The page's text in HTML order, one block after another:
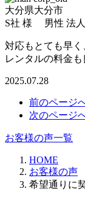
大分県大分市
S社 様 男性 法人
対応もとても早く
レンタルの料金も
2025.07.28
前のページ
次のページ
お客様の声一覧
HOME
お客様の声
希望通りに